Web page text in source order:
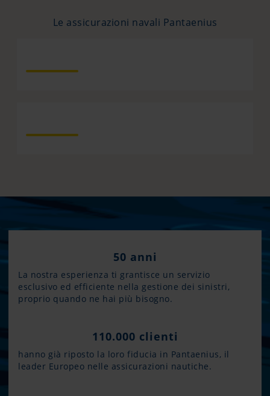
Le assicurazioni navali Pantaenius
50 anni
La nostra esperienza ti grantisce un servizio
esclusivo ed efficiente nella gestione dei sinistri,
proprio quando ne hai più bisogno.
110.000 clienti
hanno già riposto la loro fiducia in Pantaenius, il
leader Europeo nelle assicurazioni nautiche.